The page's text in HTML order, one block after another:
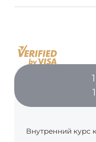
Внутренний курс